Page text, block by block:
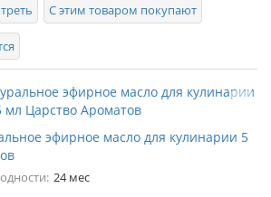
С этим товаром покупают
эфирное масло для кулинарии 5
24 мес